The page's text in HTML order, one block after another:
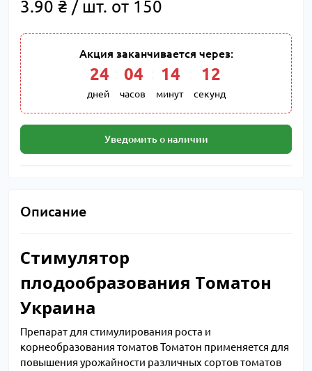
3.90 ₴ / шт. от 150
Акция заканчивается через:
24
дней
04
часов
14
минут
11
секунд
Уведомить о наличии
Описание
Стимулятор
плодообразования Томатон
Украина
Препарат для стимулирования роста и
корнеобразования томатов Томатон применяется для
повышения урожайности различных сортов томатов